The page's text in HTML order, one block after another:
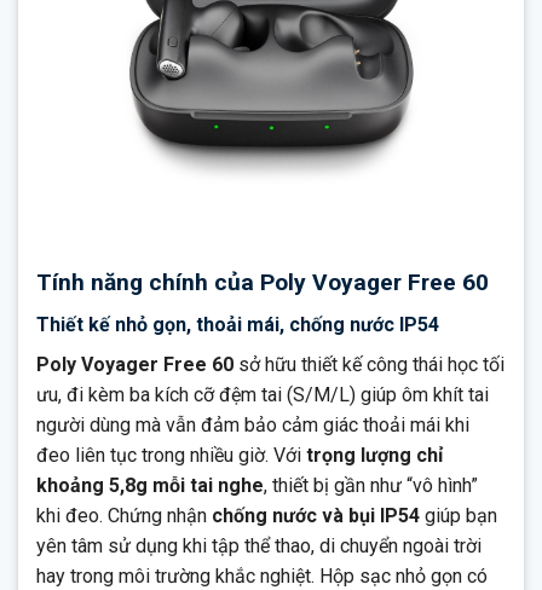
Tính năng chính của Poly Voyager Free 60
Thiết kế nhỏ gọn, thoải mái, chống nước IP54
Poly Voyager Free 60 sở hữu thiết kế công thái học tối
ưu, đi kèm ba kích cỡ đệm tai (S/M/L) giúp ôm khít tai
người dùng mà vẫn đảm bảo cảm giác thoải mái khi
đeo liên tục trong nhiều giờ. Với trọng lượng chỉ
khoảng 5,8g mỗi tai nghe, thiết bị gần như “vô hình”
khi đeo. Chứng nhận chống nước và bụi IP54 giúp bạn
yên tâm sử dụng khi tập thể thao, di chuyển ngoài trời
hay trong môi trường khắc nghiệt. Hộp sạc nhỏ gọn có